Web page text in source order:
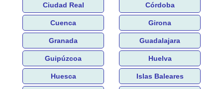
Ciudad Real Córdoba
Cuenca Girona
Granada Guadalajara
Guipúzcoa Huelva
Huesca Islas Baleares